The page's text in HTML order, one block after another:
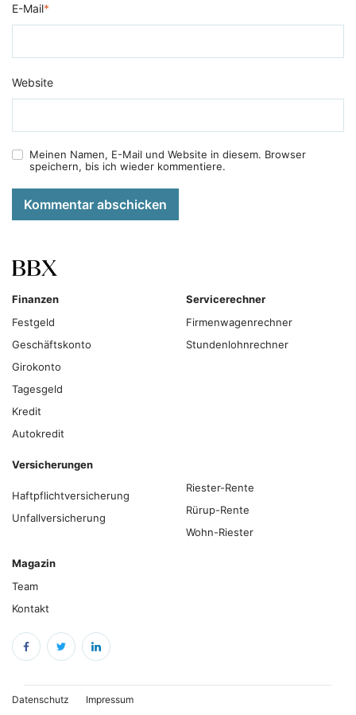
E-Mail*
Website
Meinen Namen, E-Mail und Website in diesem. Browser
speichern, bis ich wieder kommentiere.
Kommentar abschicken
Finanzen
Festgeld
Geschäftskonto
Girokonto
Tagesgeld
Kredit
Autokredit
Servicerechner
Firmenwagenrechner
Stundenlohnrechner
Versicherungen
Haftpflichtversicherung
Unfallversicherung
Riester-Rente
Rürup-Rente
Wohn-Riester
Magazin
Team
Kontakt
Datenschutz Impressum